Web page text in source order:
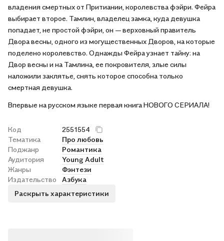
владения смертных от Притиании, королевства фэйри. Фейра
выбирает второе. Тамлин, владелец замка, куда девушка
попадает, не простой фэйри, он — верховный правитель
Двора весны, одного из могущественных Дворов, на которые
поделено королевство. Однажды Фейра узнает тайну: на
Двор весны и на Тамлина, ее покровителя, злые силы
наложили заклятье, снять которое способна только
смертная девушка.
Впервые на русском языке первая книга НОВОГО СЕРИАЛА!
Код
2551554
Тематика
Про любовь
Поджанр
Романтика
Аудитория
Young Adult
Жанры
Фэнтези
Издательство
Азбука
Раскрыть характеристики